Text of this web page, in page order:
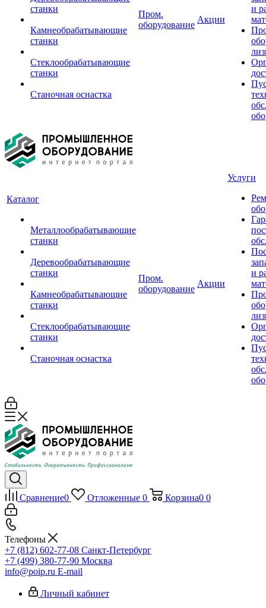
станки
Камнеобрабатывающие
станки
Стеклообрабатывающие
станки
Станочная оснастка
Пром.
оборудование
Акции
и
Каталог
Металлообрабатывающие
станки
Деревообрабатывающие
станки
Камнеобрабатывающие
станки
Стеклообрабатывающие
станки
Станочная оснастка
Пром.
оборудование
Акции
Услуги
и
Сравнение0 Отложенные 0 Корзина0 0
Телефоны
+7 (812) 602-77-08 Санкт-Петербург
+7 (499) 380-77-90 Москва
info@poip.ru E-mail
Личный кабинет